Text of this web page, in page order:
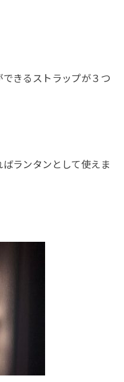
きるストラップが３つ
ランタンとして使えま